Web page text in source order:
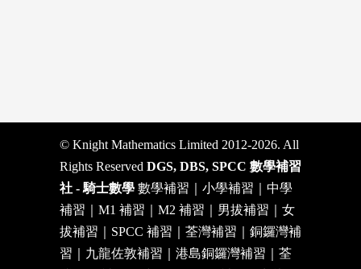
© Knight Mathematics Limited 2012-2026. All
Rights Reserved DGS, DBS, SPCC 數學補習
社 - 騎士數學 數學補習｜小學補習｜中學
補習｜M1 補習｜M2 補習｜男拔補習｜女
拔補習｜SPCC 補習｜荃灣補習｜銅鑼灣補
習｜九龍佐敦補習｜港島銅鑼灣補習｜荃